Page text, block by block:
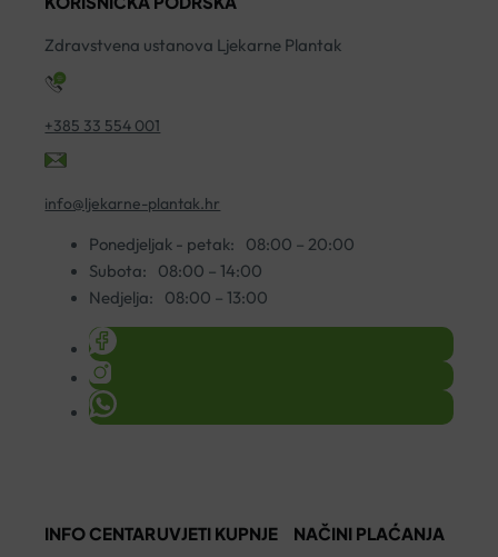
Zdravstvena ustanova Ljekarne Plantak
+385 33 554 001
info@ljekarne-plantak.hr
Ponedjeljak - petak:
08:00 – 20:00
Subota:
08:00 – 14:00
Nedjelja:
08:00 – 13:00
INFO CENTARUVJETI KUPNJE NAČINI PLAĆANJA